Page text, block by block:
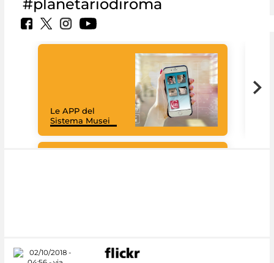
#planetariodiroma
Le APP del
Sistema Musei